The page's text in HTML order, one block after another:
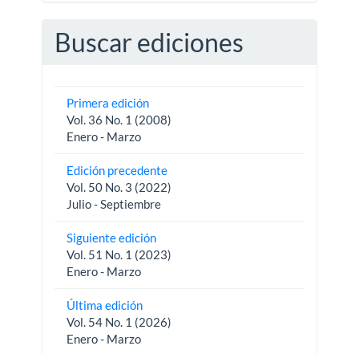
Buscar ediciones
Primera edición
Vol. 36 No. 1 (2008)
Enero - Marzo
Edición precedente
Vol. 50 No. 3 (2022)
Julio - Septiembre
Siguiente edición
Vol. 51 No. 1 (2023)
Enero - Marzo
Última edición
Vol. 54 No. 1 (2026)
Enero - Marzo